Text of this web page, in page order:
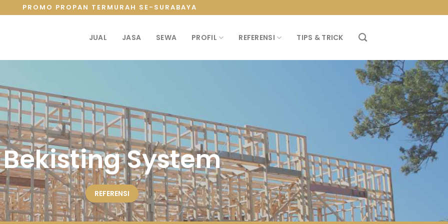
PROMO PROPAN TERMURAH SE-SURABAYA
JUAL JASA SEWA PROFIL REFERENSI TIPS & TRICK
Bekisting System
REFERENSI